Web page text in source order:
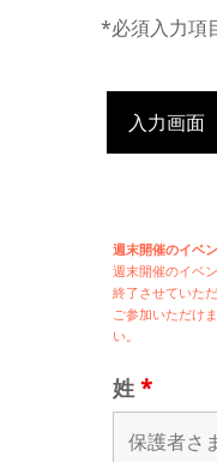
*必須入力項
入力画面
週末開催のイベ
週末開催のイベ
終了させていた
ご参加いただけ
い。
姓 *